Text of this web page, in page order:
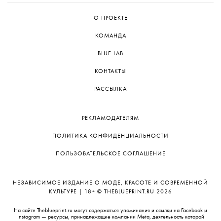
О ПРОЕКТЕ
КОМАНДА
BLUE LAB
КОНТАКТЫ
РАССЫЛКА
РЕКЛАМОДАТЕЛЯМ
ПОЛИТИКА КОНФИДЕНЦИАЛЬНОСТИ
ПОЛЬЗОВАТЕЛЬСКОЕ СОГЛАШЕНИЕ
НЕЗАВИСИМОЕ ИЗДАНИЕ О МОДЕ, КРАСОТЕ И СОВРЕМЕННОЙ
КУЛЬТУРЕ | 18+ © THEBLUEPRINT.RU 2026
На сайте Theblueprint.ru могут содержаться упоминания и ссылки на Facebook и
Instagram — ресурсы, принадлежащие компании Meta, деятельность которой